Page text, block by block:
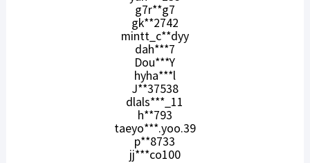
g7r**g7
gk**2742
mintt_c**dyy
dah***7
Dou***Y
hyha***l
J**37538
dlals***_11
h**793
taeyo***.yoo.39
p**8733
jj***co100